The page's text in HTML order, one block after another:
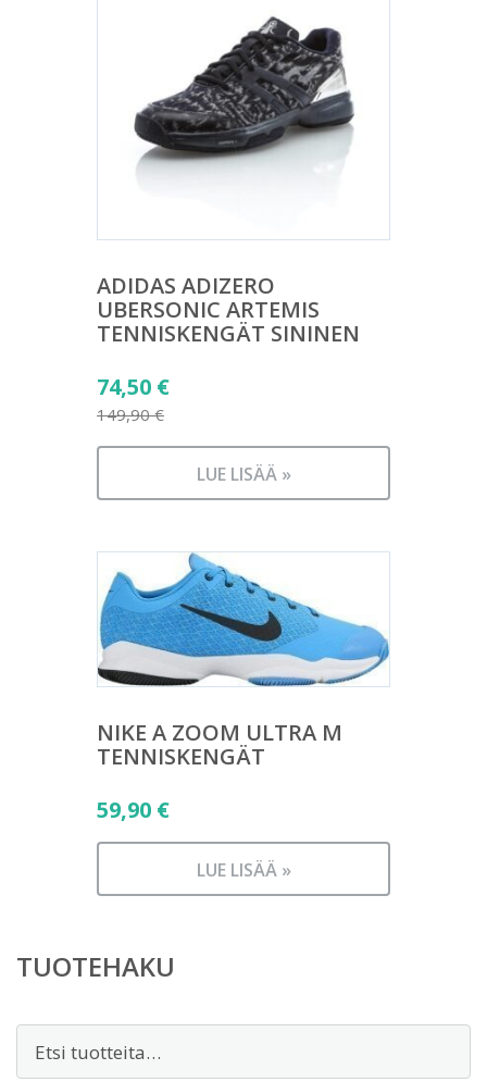
ADIDAS ADIZERO
UBERSONIC ARTEMIS
TENNISKENGÄT SININEN
149,90€
Alkuperäinen
hinta
oli:
74,50 €
Nykyinen
on:
LUE LISÄÄ »
NIKE A ZOOM ULTRA M
TENNISKENGÄT
59,90 €
LUE LISÄÄ »
TUOTEHAKU